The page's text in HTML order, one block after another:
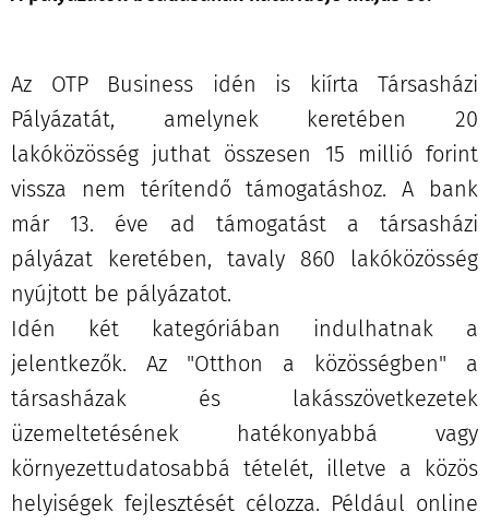
Az OTP Business idén is kiírta Társasházi
Pályázatát, amelynek keretében 20
lakóközösség juthat összesen 15 millió forint
vissza nem térítendő támogatáshoz. A bank
már 13. éve ad támogatást a társasházi
pályázat keretében, tavaly 860 lakóközösség
nyújtott be pályázatot.
Idén két kategóriában indulhatnak a
jelentkezők. Az "Otthon a közösségben" a
társasházak és lakásszövetkezetek
üzemeltetésének hatékonyabbá vagy
környezettudatosabbá tételét, illetve a közös
helyiségek fejlesztését célozza. Például online